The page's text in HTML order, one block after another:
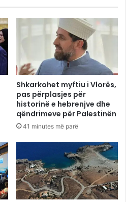
Shkarkohet myftiu i Vlorës,
pas përplasjes për
historinë e hebrenjve dhe
qëndrimeve për Palestinën
41 minutes më parë